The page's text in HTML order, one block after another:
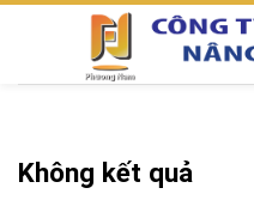
Chuyển
Không kết quả